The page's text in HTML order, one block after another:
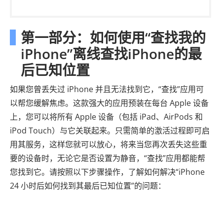
第一部分：如何使用“查找我的
iPhone”离线查找iPhone的最
后已知位置
如果您曾丢失过 iPhone 并且无法找到它，“查找”应用可
以帮您缓解焦虑。这款强大的应用预装在每台 Apple 设备
上，您可以将所有 Apple 设备（包括 iPad、AirPods 和
iPod Touch）与它关联起来。只需简单的激活过程即可启
用其服务，这样您就可以放心，将来当您再次丢失这些重
要的设备时，无论它是否设置为静音，“查找”应用都能帮
您找到它。请按照以下步骤操作，了解如何解决“iPhone
24 小时后如何找到其最后已知位置”的问题：